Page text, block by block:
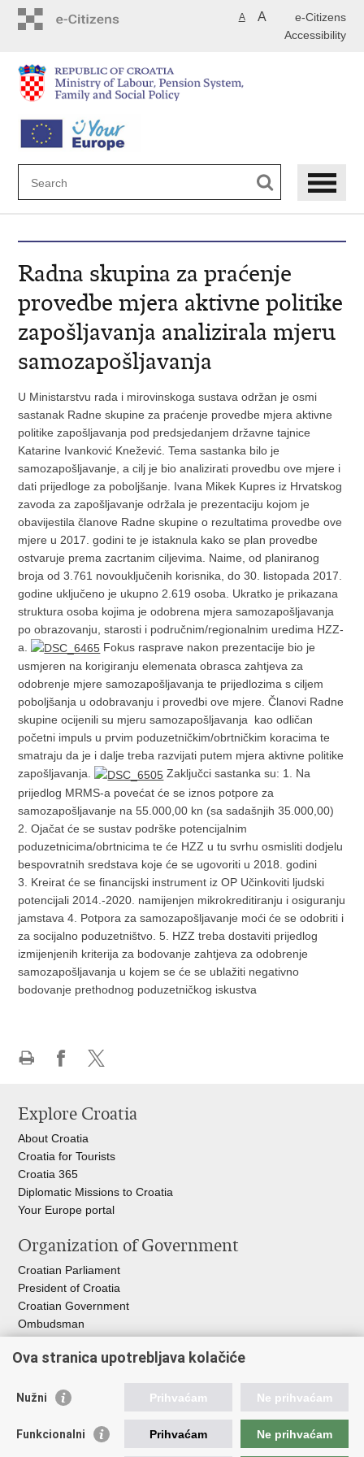
e-Citizens
A A
Accessibility
Radna skupina za praćenje
provedbe mjera aktivne politike
zapošljavanja analizirala mjeru
samozapošljavanja
U Ministarstvu rada i mirovinskoga sustava održan je osmi
sastanak Radne skupine za praćenje provedbe mjera aktivne
politike zapošljavanja pod predsjedanjem državne tajnice
Katarine Ivanković Knežević. Tema sastanka bilo je
samozapošljavanje, a cilj je bio analizirati provedbu ove mjere i
dati prijedloge za poboljšanje.
Ivana Mikek Kupres iz Hrvatskog
zavoda za zapošljavanje održala je prezentaciju kojom je
obavijestila članove Radne skupine o rezultatima provedbe ove
mjere u 2017. godini te je istaknula kako se plan provedbe
ostvaruje prema zacrtanim ciljevima. Naime, od planiranog
broja od 3.761 novouključenih korisnika, do 30. listopada 2017.
godine uključeno je ukupno 2.619 osoba. Ukratko je prikazana
struktura osoba kojima je odobrena mjera samozapošljavanja
po obrazovanju, starosti i područnim/regionalnim uredima HZZ-
a.
Fokus rasprave nakon prezentacije bio je
usmjeren na korigiranju elemenata obrasca zahtjeva za
odobrenje mjere samozapošljavanja te prijedlozima s ciljem
poboljšanja u odobravanju i provedbi ove mjere. Članovi Radne
skupine ocijenili su mjeru samozapošljavanja kao odličan
početni impuls u prvim poduzetničkim/obrtničkim koracima te
smatraju da je i dalje treba razvijati putem mjera aktivne politike
zapošljavanja.
Zaključci sastanka su: 1. Na
prijedlog MRMS-a povećat će se iznos potpore za
samozapošljavanje na 55.000,00 kn (sa sadašnjih 35.000,00)
2. Ojačat će se sustav podrške potencijalnim
poduzetnicima/obrtnicima te će HZZ u tu svrhu osmisliti dodjelu
bespovratnih sredstava koje će se ugovoriti u 2018. godini
3. Kreirat će se financijski instrument iz OP Učinkoviti ljudski
potencijali 2014.-2020. namijenjen mikrokreditiranju i osiguranju
jamstava 4. Potpora za samozapošljavanje moći će se odobriti i
za socijalno poduzetništvo. 5. HZZ treba dostaviti prijedlog
izmijenjenih kriterija za bodovanje zahtjeva za odobrenje
samozapošljavanja u kojem se će se ublažiti negativno
bodovanje prethodnog poduzetničkog iskustva
page
Facebook
X
Explore Croatia
About Croatia
Croatia for Tourists
Croatia 365
Diplomatic Missions to Croatia
Your Europe portal​
Organization of Government
Croatian Parliament
President of Croatia
Croatian Government
Ombudsman​
Useful links
ILO
CPII
Ova stranica upotrebljava kolačiće
Nužni Prihvaćam Ne prihvaćam
Funkcionalni Prihvaćam Ne prihvaćam